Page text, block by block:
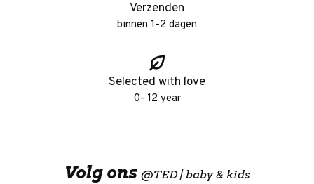
Verzenden
binnen 1-2 dagen
Selected with love
0- 12 year
Volg ons @TED | baby & kids